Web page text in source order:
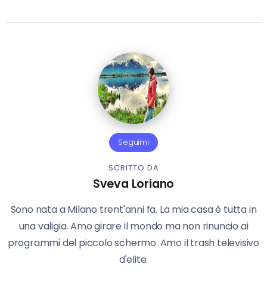
Seguimi
SCRITTO DA
Sveva Loriano
Sono nata a Milano trent'anni fa. La mia casa è tutta in
una valigia. Amo girare il mondo ma non rinuncio ai
programmi del piccolo schermo. Amo il trash televisivo
d'elite.